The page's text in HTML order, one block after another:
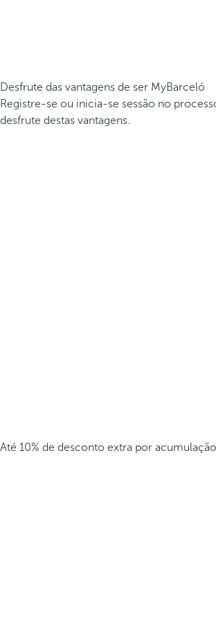
Desfrute das vantagens de ser MyBarceló
Registre-se ou inicia-se sessão no
desfrute destas vantagens.
Até 10% de desconto extra por